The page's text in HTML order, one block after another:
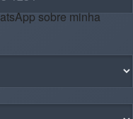
sobre minha